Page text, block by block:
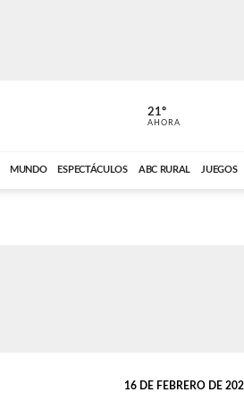
ABC CARDINAL
21º
AHORA
MUNDO ESPECTÁCULOS ABC RURAL JUEGOS
16 DE FEBRERO DE